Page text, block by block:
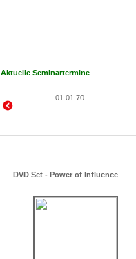
Aktuelle Seminartermine
01.01.70
DVD Set - Power of Influence